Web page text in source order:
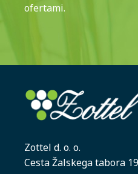
ofertami.
Zottel d. o. o.
Cesta Žalskega tabora